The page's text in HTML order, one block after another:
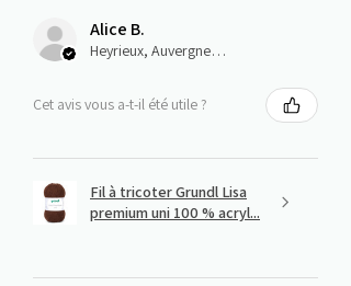
Alice B.
Heyrieux, Auvergne-Rhône-Alpes
Cet avis vous a-t-il été utile ?
Fil à tricoter Grundl Lisa
premium uni 100 % acryl...